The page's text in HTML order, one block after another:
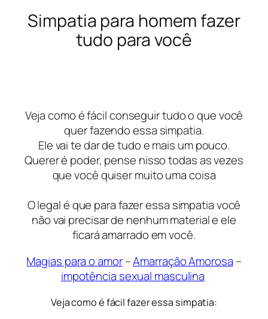
Simpatia para homem fazer
tudo para você
Veja como é fácil conseguir tudo o que você
quer fazendo essa simpatia.
Ele vai te dar de tudo e mais um pouco.
Querer é poder, pense nisso todas as vezes
que você quiser muito uma coisa
O legal é que para fazer essa simpatia você
não vai precisar de nenhum material e ele
ficará amarrado em você.
Magias para o amor–Amarração Amorosa –
impotência sexual masculina
Veja como é fácil fazer essa simpatia: